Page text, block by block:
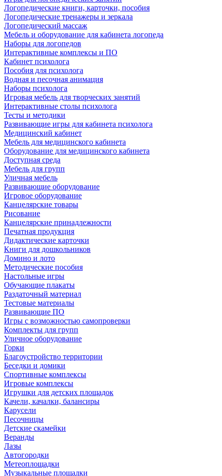
Логопедические книги, карточки, пособия
Логопедические тренажеры и зеркала
Логопедический массаж
Мебель и оборудование для кабинета логопеда
Наборы для логопедов
Интерактивные комплексы и ПО
Кабинет психолога
Пособия для психолога
Водная и песочная анимация
Наборы психолога
Игровая мебель для творческих занятий
Интерактивные столы психолога
Тесты и методики
Развивающие игры для кабинета психолога
Медицинский кабинет
Мебель для медицинского кабинета
Оборудование для медицинского кабинета
Доступная среда
Мебель для групп
Уличная мебель
Развивающие оборудование
Игровое оборудование
Канцелярские товары
Рисование
Канцелярские принадлежности
Печатная продукция
Дидактические карточки
Книги для дошкольников
Домино и лото
Методические пособия
Настольные игры
Обучающие плакаты
Раздаточный материал
Тестовые материалы
Развивающие ПО
Игры с возможностью самопроверки
Комплекты для групп
Уличное оборудование
Горки
Благоустройство территории
Беседки и домики
Спортивные комплексы
Игровые комплексы
Игрушки для детских площадок
Качели, качалки, балансиры
Карусели
Песочницы
Детские скамейки
Веранды
Лазы
Автогородки
Метеоплощадки
Музыкальные площадки